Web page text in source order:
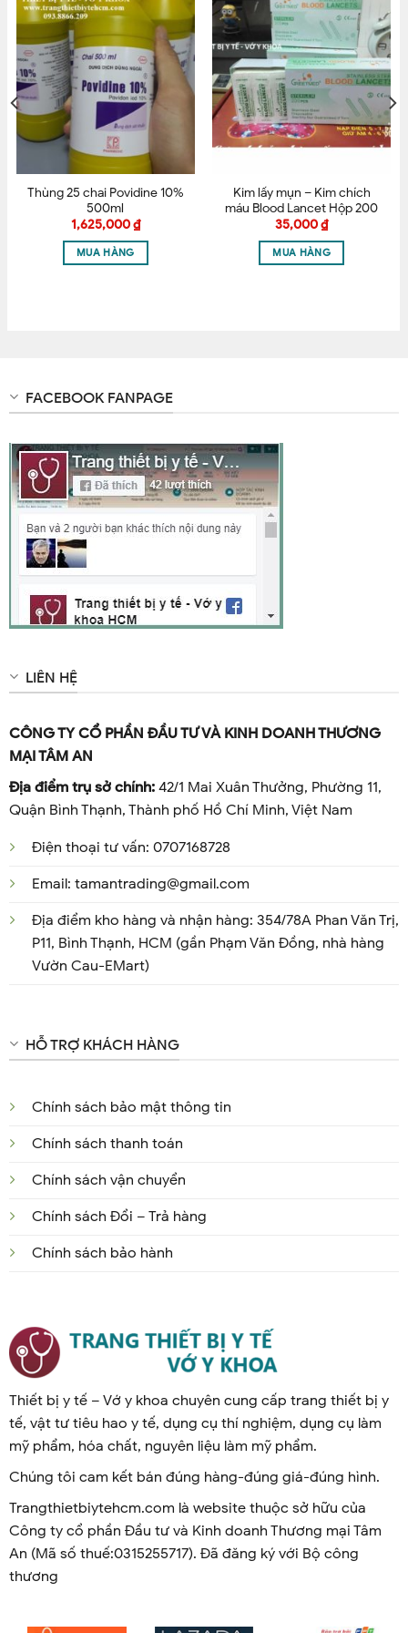
Tên *
Email
Lưu tên của tôi, email, và trang web trong trình
duyệt này cho lần bình luận kế tiếp của tôi.
Thùng 25 chai Povidine 10%
500ml
1,625,000₫
MUA HÀNG
Kim lấy mụn – Kim chích
máu Blood Lancet Hộp 200
cây
35,000₫
MUA HÀNG
FACEBOOK FANPAGE
LIÊN HỆ
CÔNG TY CỔ PHẦN ĐẦU TƯ VÀ KINH DOANH THƯƠNG
MẠI TÂM AN
Địa điểm trụ sở chính:42/1 Mai Xuân Thưởng, Phường 11,
Quận Bình Thạnh, Thành phố Hồ Chí Minh, Việt Nam
Điện thoại tư vấn: 0707168728
Email: tamantrading@gmail.com
Địa điểm kho hàng và nhận hàng: 354/78A Phan Văn Trị,
P11, Bình Thạnh, HCM (gần Phạm Văn Đồng, nhà hàng
Vườn Cau-EMart)
HỖ TRỢ KHÁCH HÀNG
Chính sách bảo mật thông tin
Chính sách thanh toán
Chính sách vận chuyển
Chính sách Đổi – Trả hàng
Chính sách bảo hành
Thiết bị y tế – Vớ y khoa chuyên cung cấp trang thiết bị y
tế, vật tư tiêu hao y tế, dụng cụ thí nghiệm, dụng cụ làm
mỹ phẩm, hóa chất, nguyên liệu làm mỹ phẩm.
Chúng tôi cam kết bán đúng hàng-đúng giá-đúng hình.
Trangthietbiytehcm.com là website thuộc sở hữu của
Công ty cổ phần Đầu tư và Kinh doanh Thương mại Tâm
An (Mã số thuế:0315255717). Đã đăng ký với Bộ công
thương